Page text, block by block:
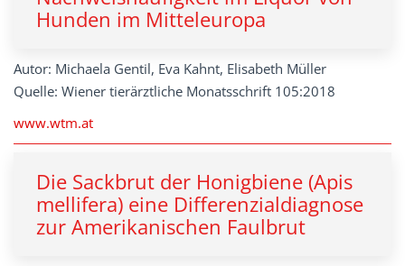
Hunden im Mitteleuropa
Autor: Michaela Gentil, Eva Kahnt, Elisabeth Müller
Quelle: Wiener tierärztliche Monatsschrift 105:2018
www.wtm.at
Die Sackbrut der Honigbiene (Apis
mellifera) eine Differenzialdiagnose
zur Amerikanischen Faulbrut